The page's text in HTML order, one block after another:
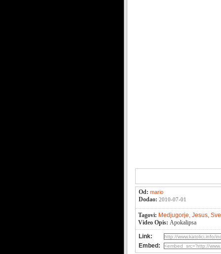
Od: mario
Dodao: 2010-07-01
Tagovi: Medjugorje, Jesus,
Video Opis: Apokalipsa
Link:
Embed: